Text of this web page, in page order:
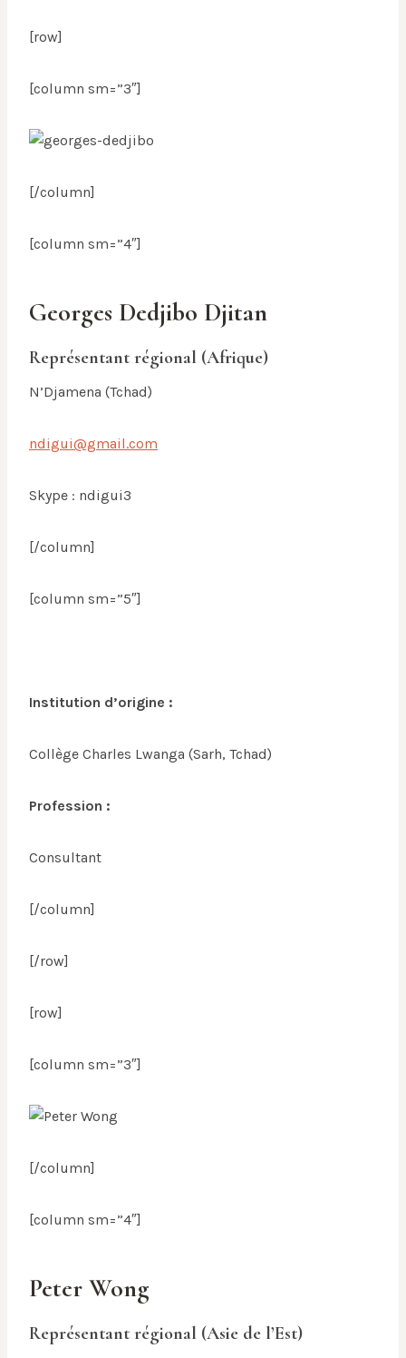
[row]
[column sm=”3″]
[/column]
[column sm=”4″]
Georges Dedjibo Djitan
Représentant régional (Afrique)
N’Djamena (Tchad)
ndigui@gmail.com
Skype : ndigui3
[/column]
[column sm=”5″]
Institution d’origine :
Collège Charles Lwanga (Sarh, Tchad)
Profession :
Consultant
[/column]
[/row]
[row]
[column sm=”3″]
[/column]
[column sm=”4″]
Peter Wong
Représentant régional (Asie de l’Est)